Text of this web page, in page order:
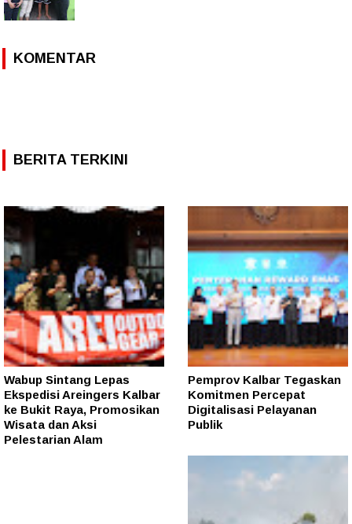
KOMENTAR
BERITA TERKINI
Wabup Sintang Lepas
Ekspedisi Areingers Kalbar
ke Bukit Raya, Promosikan
Wisata dan Aksi
Pelestarian Alam
Pemprov Kalbar Tegaskan
Komitmen Percepat
Digitalisasi Pelayanan
Publik